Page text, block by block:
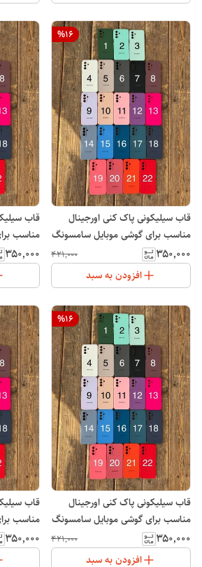
%16
قاب سیلیکونی پاک کنی اورجینال
مناسب برای گوشی موبایل سامسونگ
Galaxy A56
۳۵۰٬۰۰۰ ۴۲۱٬۰۰۰
افزودن به سبد
قاب
مناسب
S21 FE
۳۵۰٬۰۰۰
%16
قاب سیلیکونی پاک کنی اورجینال
مناسب برای گوشی موبایل سامسونگ
Galaxy S23 Ultra
۳۵۰٬۰۰۰ ۴۲۱٬۰۰۰
افزودن به سبد
قاب
مناسب
S23 FE
۳۵۰٬۰۰۰